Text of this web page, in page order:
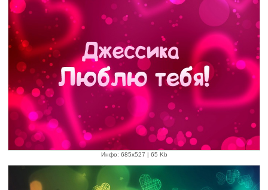
Инфо: 685х527 | 65 Kb